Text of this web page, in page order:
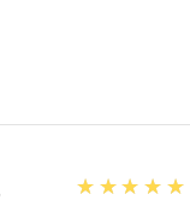
5
★★★★★